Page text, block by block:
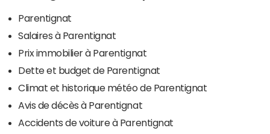
Parentignat
Salaires à Parentignat
Prix immobilier à Parentignat
Dette et budget de Parentignat
Climat et historique météo de Parentignat
Avis de décès à Parentignat
Accidents de voiture à Parentignat